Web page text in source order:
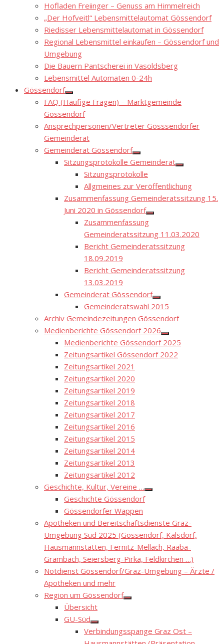
Hofladen Freiinger – Genuss am Himmelreich
„Der Hofveitl“ Lebensmittelautomat Gössendorf
Riedisser Lebensmittelautomat in Gössendorf
Regional Lebensmittel einkaufen – Gössendorf und
Umgebung
Die Bauern Pantscherei in Vasoldsberg
Lebensmittel Automaten 0-24h
Gössendorf
Show
sub
menu
FAQ (Häufige Fragen) – Marktgemeinde
Gössendorf
Ansprechpersonen/Vertreter Gösssendorfer
Gemeinderat
Gemeinderat Gössendorf
Show
sub
menu
Sitzungsprotokolle Gemeinderat
Show
menu
Sitzungsprotokolle
Allgmeines zur Veröffentlichung
Zusammenfassung Gemeinderatssitzung 15.
Juni 2020 in Gössendorf
Show
menu
Zusammenfassung
Gemeinderatssitzung 11.03.2020
Bericht Gemeinderatssitzung
18.09.2019
Bericht Gemeinderatssitzung
13.03.2019
Gemeinderat Gössendorf
Show
sub
menu
Gemeinderatswahl 2015
Archiv Gemeindezeitungen Gössendorf
Medienberichte Gössendorf 2026
Show
sub
menu
Medienberichte Gössendorf 2025
Zeitungsartikel Gössendorf 2022
Zeitungsartikel 2021
Zeitungsartikel 2020
Zeitungsartikel 2019
Zeitungsartikel 2018
Zeitungsartikel 2017
Zeitungsartikel 2016
Zeitungsartikel 2015
Zeitungsartikel 2014
Zeitungsartikel 2013
Zeitungsartikel 2012
Geschichte, Kultur, Vereine …
Show
Geschichte Gössendorf
Gössendorfer Wappen
Apotheken und Bereitschaftsdienste Graz-
Umgebung Süd 2025 (Gössendorf, Kalsdorf,
Hausmannstätten, Fernitz-Mellach, Raaba-
Grambach, Seiersberg-Pirka, Feldkirchen …)
Notdienst Gössendorf/Graz-Umgebung – Ärzte /
Apotheken und mehr
Region um Gössendorf
Show
Übersicht
GU-Süd
Show
sub
menu
Verbindungsspange Graz Ost –